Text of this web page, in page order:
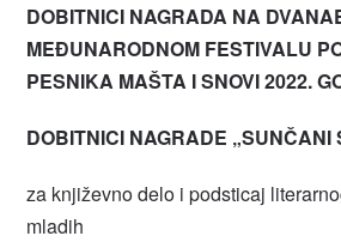
DOBITNICI NAGRADA NA
MEĐUNARODNOM FESTIVALU
PESNIKA MAŠTA I SNOVI 2022.
DOBITNICI NAGRADE „SUNČANI
za književno delo i podsticaj
mladih